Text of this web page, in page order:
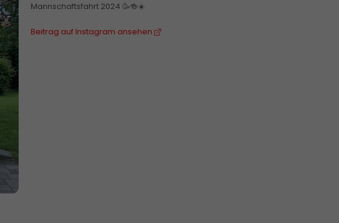
Mannschaftsfahrt 2024 🥳🍻☀️
Beitrag auf Instagram ansehen